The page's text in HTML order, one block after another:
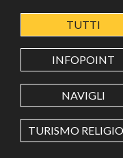
LATITUDINE
LONGITUDINE
Value in decimal
TUTTI
INFOPOINT
NAVIGLI
TURISMO